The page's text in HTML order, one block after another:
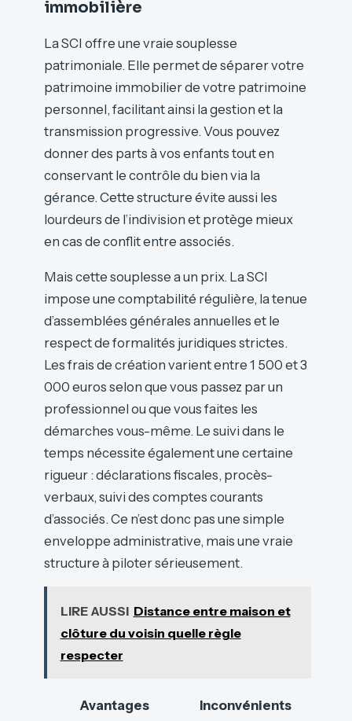
immobilière
La SCI offre une vraie souplesse
patrimoniale. Elle permet de séparer votre
patrimoine immobilier de votre patrimoine
personnel, facilitant ainsi la gestion et la
transmission progressive. Vous pouvez
donner des parts à vos enfants tout en
conservant le contrôle du bien via la
gérance. Cette structure évite aussi les
lourdeurs de l’indivision et protège mieux
en cas de conflit entre associés.
Mais cette souplesse a un prix. La SCI
impose une comptabilité régulière, la tenue
d’assemblées générales annuelles et le
respect de formalités juridiques strictes.
Les frais de création varient entre 1 500 et 3
000 euros selon que vous passez par un
professionnel ou que vous faites les
démarches vous-même. Le suivi dans le
temps nécessite également une certaine
rigueur : déclarations fiscales, procès-
verbaux, suivi des comptes courants
d’associés. Ce n’est donc pas une simple
enveloppe administrative, mais une vraie
structure à piloter sérieusement.
LIRE AUSSI Distance entre maison et
clôture du voisin quelle règle
respecter
Avantages Inconvénients